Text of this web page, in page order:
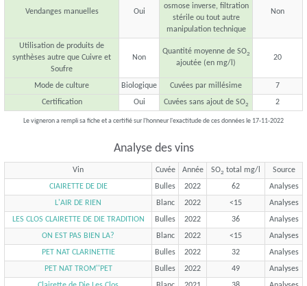
Vendanges manuelles Oui
osmose inverse, filtration
stérile ou tout autre
manipulation technique
Non
Utilisation de produits de
synthèses autre que Cuivre et
Soufre
Non
Quantité moyenne de SO2
ajoutée (en mg/l)
20
Mode de culture Biologique Cuvées par millésime
7
Certification
Oui Cuvées sans ajout de SO2 2
Le vigneron a rempli sa fiche et a certifié sur l'honneur l'exactitude de ces données le 17-11-2022
Analyse des vins
Vin Cuvée Année SO2 total mg/l
Source
CIAIRETTE DE DIE
Bulles 2022 62
Analyses
L'AIR DE RIEN
Blanc 2022 <15
Analyses
LES CLOS CLAIRETTE DE DIE TRADITION
Bulles 2022 36
Analyses
ON EST PAS BIEN LA?
Blanc 2022 <15
Analyses
PET NAT CLARINETTIE
Bulles 2022 32
Analyses
PET NAT TROM''PET
Bulles 2022 49
Analyses